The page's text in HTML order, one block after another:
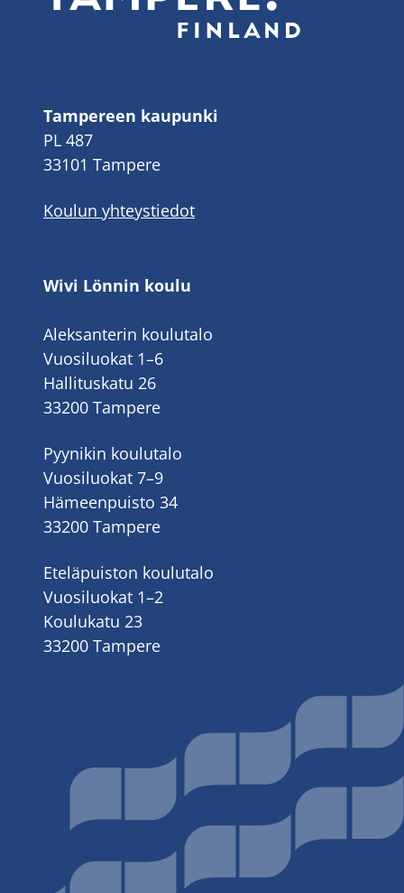
Tampereen kaupunki
PL 487
33101 Tampere
Koulun yhteystiedot
Wivi Lönnin koulu
Aleksanterin koulutalo
Vuosiluokat 1–6
Hallituskatu 26
33200 Tampere
Pyynikin koulutalo
Vuosiluokat 7–9
Hämeenpuisto 34
33200 Tampere
Eteläpuiston koulutalo
Vuosiluokat 1–2
Koulukatu 23
33200 Tampere